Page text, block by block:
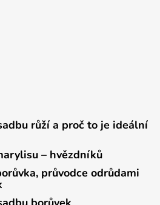
růží a proč to je ideální
– hvězdníků
průvodce odrůdami